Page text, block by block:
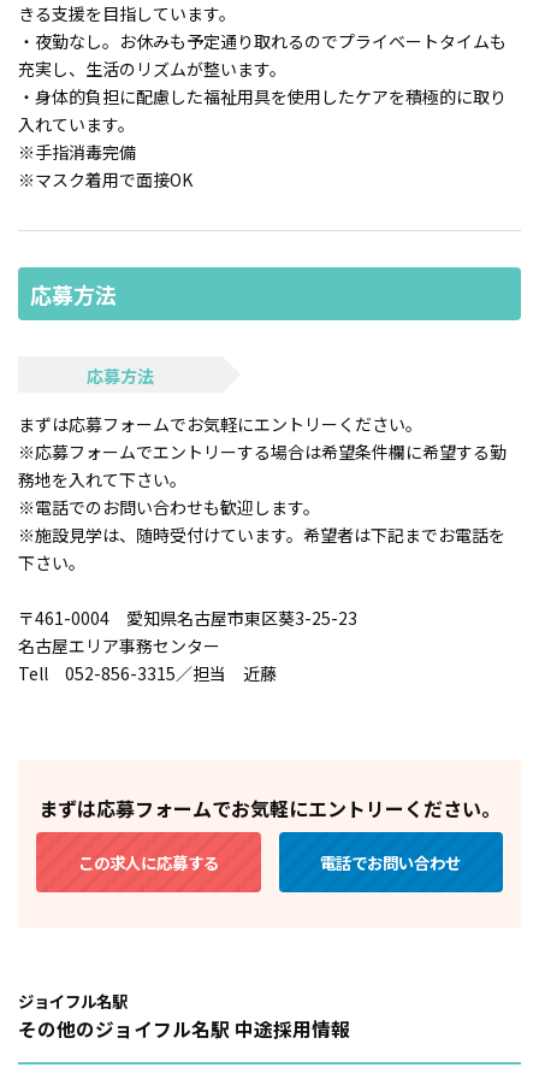
きる支援を目指しています。
・夜勤なし。お休みも予定通り取れるのでプライベートタイムも
充実し、生活のリズムが整います。
・身体的負担に配慮した福祉用具を使用したケアを積極的に取り
入れています。
※手指消毒完備
※マスク着用で面接OK
応募方法
応募方法
まずは応募フォームでお気軽にエントリーください。
※応募フォームでエントリーする場合は希望条件欄に希望する勤
務地を入れて下さい。
※電話でのお問い合わせも歓迎します。
※施設見学は、随時受付けています。希望者は下記までお電話を
下さい。
〒461-0004 愛知県名古屋市東区葵3-25-23
名古屋エリア事務センター
Tell 052-856-3315／担当 近藤
まずは応募フォームでお気軽にエントリーください。
この求人に応募する 電話でお問い合わせ
その他のジョイフル名駅 中途採用情報